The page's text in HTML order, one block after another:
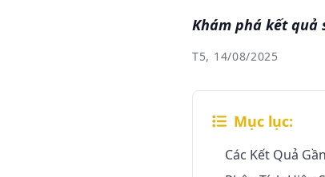
Khám phá kết quả
T5, 14/08/2025
Mục lục:
Các Kết Quả